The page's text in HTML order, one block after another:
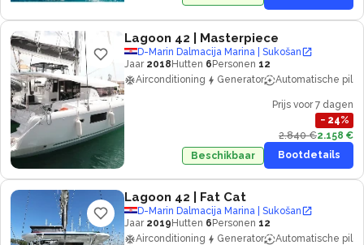
Lagoon 42 | Masterpiece
D-Marin Dalmacija Marina | Sukošan
Jaar 2018 Hutten 6 Personen 12
Airconditioning
Generator Automatische
Prijs voor 7 dagen
− 24%
2.840 €2.158 €
Beschikbaar
Bootdetails
Lagoon 42 | Fat Cat
D-Marin Dalmacija Marina | Sukošan
Jaar 2019 Hutten 6 Personen 12
Airconditioning
Generator Automatische